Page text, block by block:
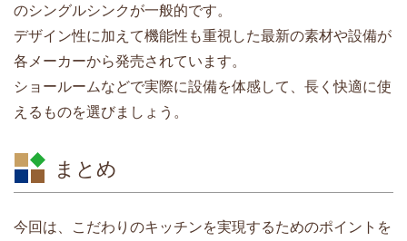
のシングルシンクが一般的です。
デザイン性に加えて機能性も重視した最新の素材や設備が
各メーカーから発売されています。
ショールームなどで実際に設備を体感して、長く快適に使
えるものを選びましょう。
まとめ
今回は、こだわりのキッチンを実現するためのポイントを